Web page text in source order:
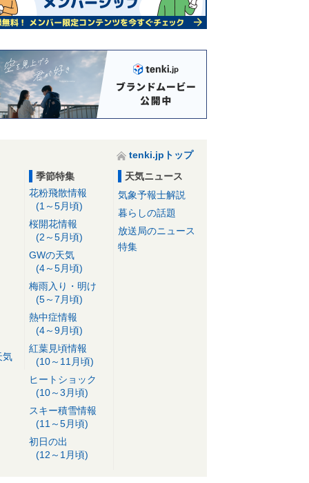
tenki.jpトップ
気
季節特集
花粉飛散情報
(1～5月頃)
桜開花情報
(2～5月頃)
GWの天気
(4～5月頃)
梅雨入り・明け
(5～7月頃)
熱中症情報
(4～9月頃)
紅葉見頃情報
(10～11月頃)
ヒートショック
(10～3月頃)
スキー積雪情報
(11～5月頃)
初日の出
(12～1月頃)
天気ニュース
気象予報士解説
暮らしの話題
放送局のニュース
特集